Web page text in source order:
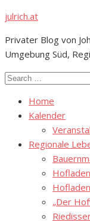
Skip
content
julrich.at
Privater Blog von
Umgebung Süd,
Search
Home
Kalender
Regionale
„Der